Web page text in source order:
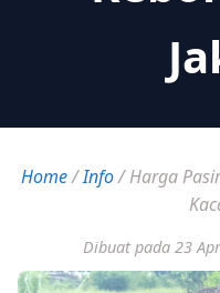
Home/Info/Harga
Dibuat pada 23